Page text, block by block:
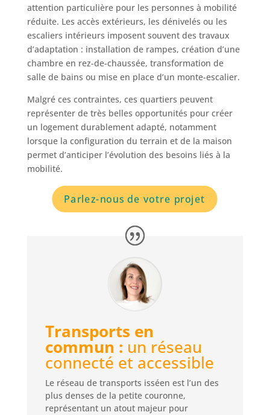
attention particulière pour les personnes à mobilité
réduite. Les accès extérieurs, les dénivelés ou les
escaliers intérieurs imposent souvent des travaux
d’adaptation : installation de rampes, création d’une
chambre en rez-de-chaussée, transformation de
salle de bains ou mise en place d’un monte-escalier.
Malgré ces contraintes, ces quartiers peuvent
représenter de très belles opportunités pour créer
un logement durablement adapté, notamment
lorsque la configuration du terrain et de la maison
permet d’anticiper l’évolution des besoins liés à la
mobilité.
Parlez-nous de votre projet
Transports en
commun : un réseau
connecté et accessible
Le réseau de transports isséen est l’un des
plus denses de la petite couronne,
représentant un atout majeur pour